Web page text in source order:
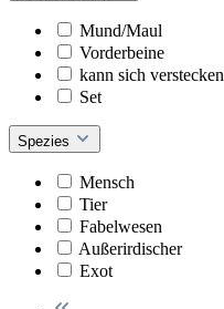
Mund/Maul
Vorderbeine
kann sich verstecken
Set
Spezies
Mensch
Tier
Fabelwesen
Außerirdischer
Exot